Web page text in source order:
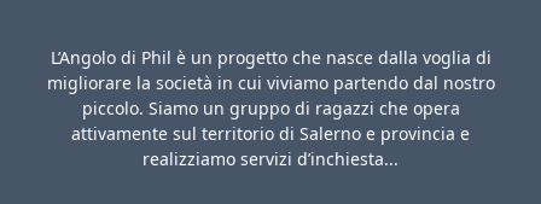
L’Angolo di Phil è un progetto che nasce dalla voglia di
migliorare la società in cui viviamo partendo dal nostro
piccolo. Siamo un gruppo di ragazzi che opera
attivamente sul territorio di Salerno e provincia e
realizziamo servizi d’inchiesta...